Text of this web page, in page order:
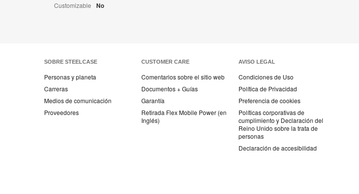
Customizable No
SOBRE STEELCASE
Personas y planeta
Carreras
Medios de comunicación
Proveedores
CUSTOMER CARE
Comentarios sobre el sitio web
Documentos + Guías
Garantía
Retirada Flex Mobile Power (en
Inglés)
AVISO LEGAL
Condiciones de Uso
Política de Privacidad
Preferencia de cookies
Políticas corporativas de
cumplimiento y Declaración del
Reino Unido sobre la trata de
personas
Declaración de accesibilidad